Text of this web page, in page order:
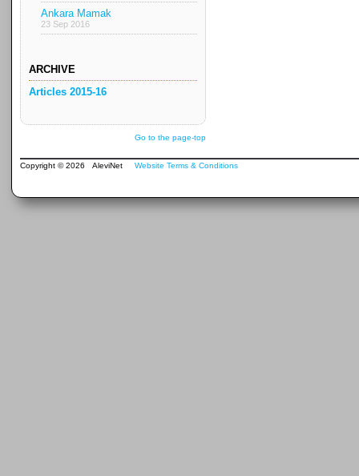
Ankara Mamak
23 Sep 2016
ARCHIVE
Articles 2015-16
Go to the page-top
Copyright © 2026 AleviNet Website Terms & Conditions